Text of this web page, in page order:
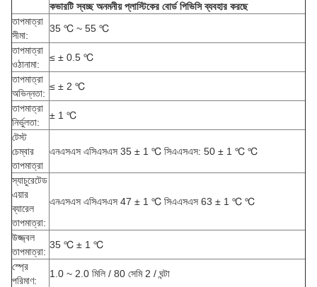
কভারটি স্বচ্ছ অনমনীয় প্লাস্টিকের বোর্ড পিভিসি ব্যবহার করছে
তাপমাত্রা
সীমা:
35 ℃ ~ 55 ℃
তাপমাত্রা
ওঠানামা:
≤ ± 0.5 ℃
তাপমাত্রা
অভিন্নতা:
≤ ± 2 ℃
তাপমাত্রা
নির্ভুলতা:
± 1 ℃
টেস্ট
চেম্বার
তাপমাত্রা
এনএসএস এসিএসএস 35 ± 1 ℃ সিএএসএস: 50 ± 1 ℃ ℃
স্যাচুরেটেড
এয়ার
ব্যারেল
তাপমাত্রা:
এনএসএস এসিএসএস 47 ± 1 ℃ সিএএসএস 63 ± 1 ℃ ℃
উজ্জ্বল
তাপমাত্রা:
35 ℃ ± 1 ℃
স্প্রে
পরিমাণ:
1.0 ~ 2.0 মিলি / 80 সেমি 2 / ঘন্টা